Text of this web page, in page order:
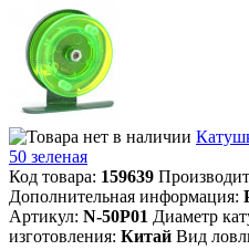
50 зеленая
Код товара: 159639
Дополнительная информация:
Артикул: N-50P01 Диаметр
изготовления: Китай Вид